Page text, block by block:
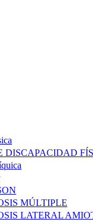
DISCAPACIDAD
MÚLTIPLE
LATERAL